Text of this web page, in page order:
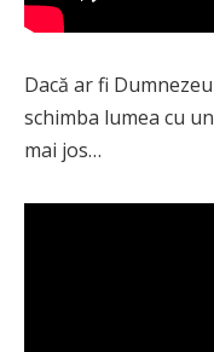
Dacă ar fi
schimba lumea cu
mai jos…